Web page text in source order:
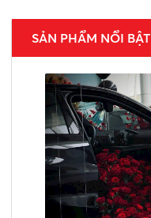
SẢN PHẨM NỔI BẬT